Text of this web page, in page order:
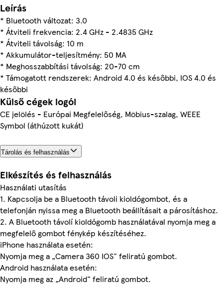
Leírás
* Bluetooth változat: 3.0
* Átviteli frekvencia: 2.4 GHz - 2.4835 GHz
* Átviteli távolság: 10 m
* Akkumulátor-teljesítmény: 50 MA
* Meghosszabbítási távolság: 20-70 cm
* Támogatott rendszerek: Android 4.0 és későbbi, IOS 4.0 és
későbbi
Külső cégek logói
CE jelölés - Európai Megfelelőség, Möbius-szalag, WEEE
Symbol (áthúzott kukát)
Tárolás és felhasználás
Elkészítés és felhasználás
Használati utasítás
1. Kapcsolja be a Bluetooth távoli kioldógombot, és a
telefonján nyissa meg a Bluetooth beállításait a párosításhoz.
2. A Bluetooth távolí kioldógomb használatával nyomja meg a
megfelelő gombot fénykép készítéséhez.
iPhone használata esetén:
Nyomja meg a „Camera 360 IOS" feliratú gombot.
Android használata esetén:
Nyomja meg az „Android" feliratú gombot.